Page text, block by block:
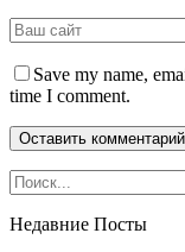
Save my name,
time I comment.
Недавние Посты